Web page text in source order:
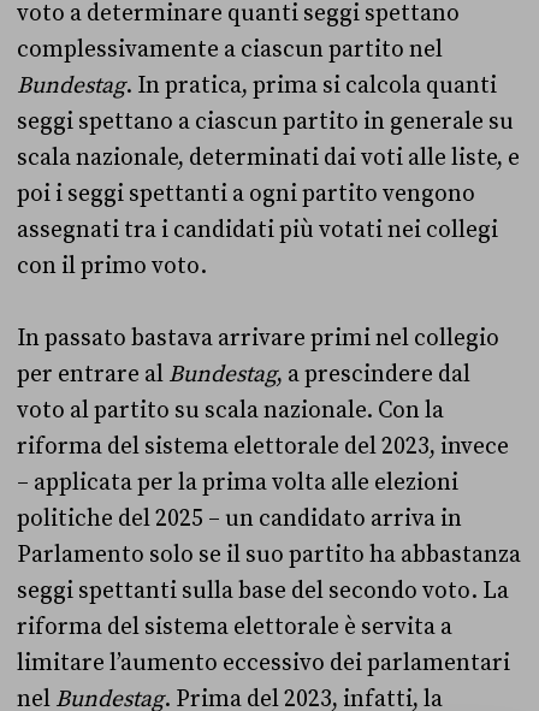
voto a determinare quanti seggi spettano
complessivamente a ciascun partito nel
Bundestag. In pratica, prima si calcola quanti
seggi spettano a ciascun partito in generale su
scala nazionale, determinati dai voti alle liste, e
poi i seggi spettanti a ogni partito vengono
assegnati tra i candidati più votati nei collegi
con il primo voto.
In passato bastava arrivare primi nel collegio
per entrare al Bundestag, a prescindere dal
voto al partito su scala nazionale. Con la
riforma del sistema elettorale del 2023, invece
– applicata per la prima volta alle elezioni
politiche del 2025 – un candidato arriva in
Parlamento solo se il suo partito ha abbastanza
seggi spettanti sulla base del secondo voto. La
riforma del sistema elettorale è servita a
limitare l’aumento eccessivo dei parlamentari
nel Bundestag. Prima del 2023, infatti, la